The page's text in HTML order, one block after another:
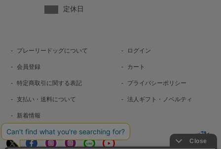
定休日
プレーリードッグについて ログイン
会員登録 カート
特定商取引に関する表記 プライバシーポリシー
支払い・送料について 法人ギフト・ノベルティ
新着情報